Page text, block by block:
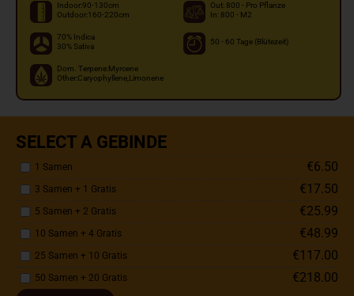
Indoor:90-130cm
Outdoor:160-220cm
Out: 800 - Pro Pflanze
In: 800 - M2
70% Indica
30% Sativa
50 - 60 Tage (Blütezeit)
Dom. Terpene:Myrcene
Other:Caryophyllene,Limonene
SELECT A GEBINDE
1 Samen €6.50
3 Samen + 1 Gratis €17.50
5 Samen + 2 Gratis €25.99
10 Samen + 4 Gratis €48.99
25 Samen + 10 Gratis €117.00
50 Samen + 20 Gratis
€218.00